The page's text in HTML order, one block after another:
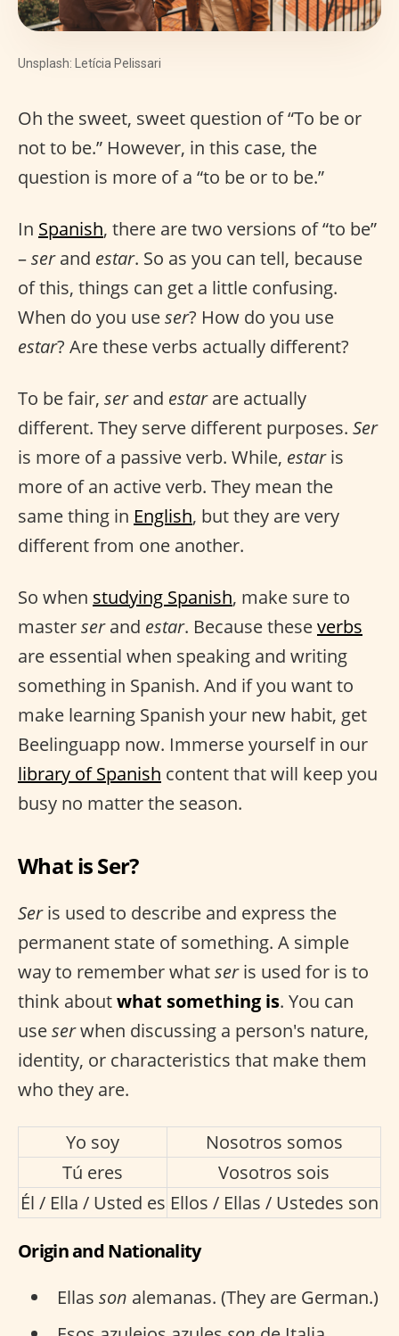
Unsplash: Letícia Pelissari
Oh the sweet, sweet question of “To be or
not to be.” However, in this case, the
question is more of a “to be or to be.”
In Spanish, there are two versions of “to be”
–serand estar. So as you can tell, because
of this, things can get a little confusing.
When do you useser? How do you use
estar? Are these verbs actually different?
To be fair, serand estarare actually
different. They serve different purposes. Ser
is more of a passive verb. While, estaris
more of an active verb. They mean the
same thing in English, but they are very
different from one another.
So when studying Spanish, make sure to
masterserand estar. Because theseverbs
are essential when speaking and writing
something in Spanish. And if you want to
make learning Spanish your new habit, get
Beelinguapp now. Immerse yourself in our
library of Spanish content that will keep you
busy no matter the season.
What is Ser?
Seris used to describe and express the
permanent state of something. A simple
way to remember whatseris used for is to
think aboutwhat something is. You can
useserwhen discussing a person's nature,
identity, or characteristics that make them
who they are.
Yo soy
Nosotros somos
Tú eres
Vosotros sois
Él / Ella / Usted es Ellos / Ellas / Ustedes son
Origin and Nationality
Ellas son alemanas. (They are German.)